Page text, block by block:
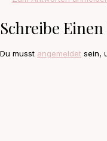
Schreibe
Du musst angemeldet sein,